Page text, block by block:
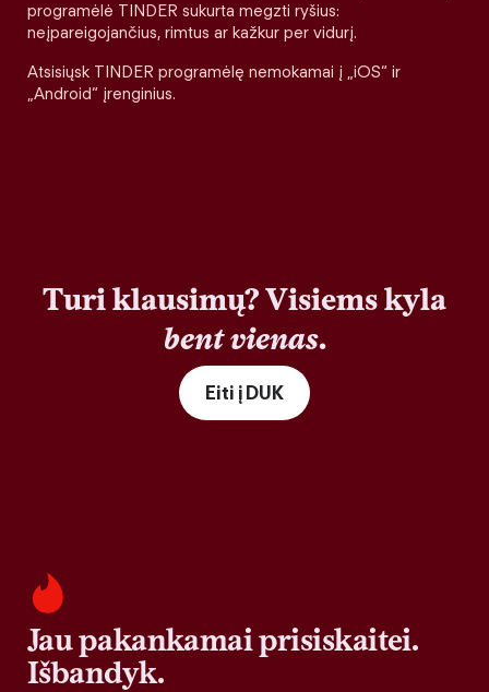
programėlė TINDER sukurta megzti ryšius:
neįpareigojančius, rimtus ar kažkur per vidurį.
Atsisiųsk TINDER programėlę nemokamai į „iOS“ ir
„Android“ įrenginius.
Turi klausimų? Visiems kyla
bent vienas.
Eiti į DUK
Jau pakankamai prisiskaitei.
Išbandyk.